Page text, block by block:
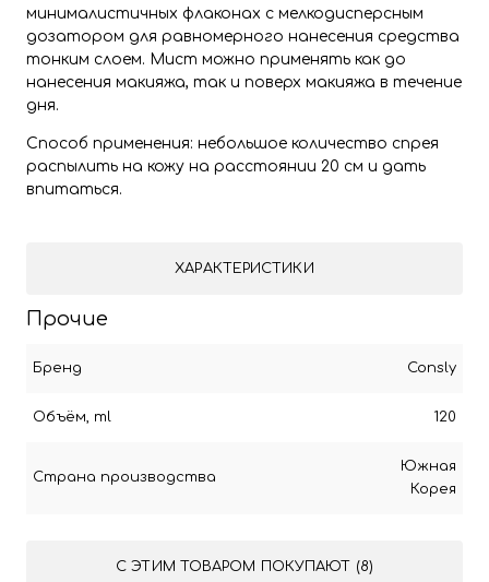
минималистичных флаконах с мелкодисперсным
дозатором для равномерного нанесения средства
тонким слоем. Мист можно применять как до
нанесения макияжа, так и поверх макияжа в течение
дня.
Способ применения: небольшое количество спрея
распылить на кожу на расстоянии 20 см и дать
впитаться.
ХАРАКТЕРИСТИКИ
Прочие
Бренд Consly
Объём, ml 120
Страна производства
Южная
Корея
С ЭТИМ ТОВАРОМ ПОКУПАЮТ (8)